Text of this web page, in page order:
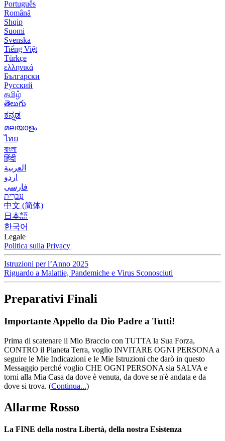
Português
Română
Shqip
Suomi
Svenska
Tiếng Việt
Türkçe
ελληνικά
Български
Русский
தமிழ்
తెలుగు
ಕನ್ನಡ
മലയാളം
ไทย
বাংলা
हिंदी
العربية
اردو
فارسی
עִברִית
中文 (简体)
日本語
한국어
Legale
Politica sulla Privacy
Istruzioni per l’Anno 2025
Riguardo a Malattie, Pandemiche e Virus Sconosciuti
Preparativi Finali
Importante Appello da Dio Padre a Tutti!
Prima di scatenare il Mio Braccio con TUTTA la Sua Forza,
CONTRO il Pianeta Terra, voglio INVITARE OGNI PERSONA a
seguire le Mie Indicazioni e le Mie Istruzioni che darò in questo
Messaggio perché voglio CHE OGNI PERSONA sia SALVA e
torni alla Mia Casa da dove è venuta, da dove se n'è andata e da
dove si trova. (Continua...)
Allarme Rosso
La FINE della nostra Libertà, della nostra Esistenza